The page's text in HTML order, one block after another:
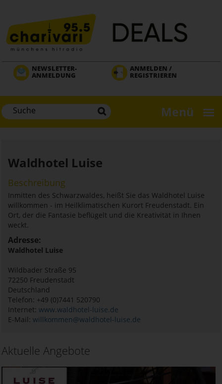
Inhalt
NEWSLETTER-
ANMELDUNG
ANMELDEN /
REGISTRIEREN
Menü
Waldhotel Luise
Beschreibung
Inmitten des Schwarzwaldes, heißt Sie das Waldhotel Luise
willkommen - im Heilklimatischen Kurort Freudenstadt. Ein
Ort, der die Fantasie beflügelt und die Kreativität in Ihnen
weckt.
Adresse:
Waldhotel Luise
Wildbader Straße 95
72250 Freudenstadt
Deutschland
Telefon: +49 (0)7441 520790
Internet: www.waldhotel-luise.de
E-Mail: willkommen@waldhotel-luise.de
Aktuelle Angebote